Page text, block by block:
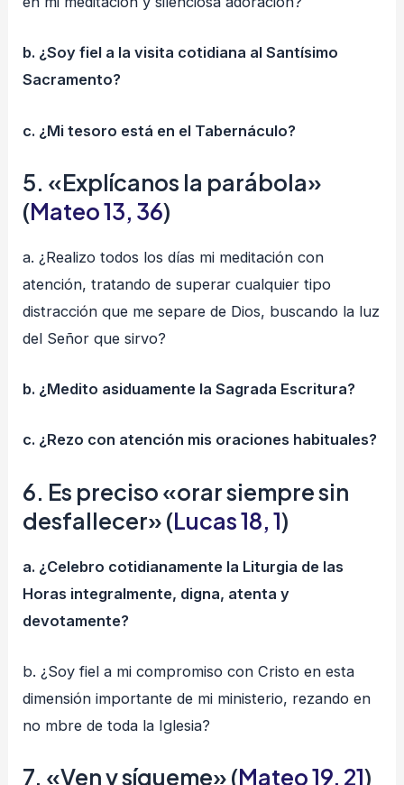
b. ¿Soy fiel a la visita cotidiana al Santísimo
Sacramento?
c. ¿Mi tesoro está en el Tabernáculo?
5. «Explícanos la parábola»
(Mateo 13, 36)
a. ¿Realizo todos los días mi meditación con
atención, tratando de superar cualquier tipo
distracción que me separe de Dios, buscando la luz
del Señor que sirvo?
b. ¿Medito asiduamente la Sagrada Escritura?
c. ¿Rezo con atención mis oraciones habituales?
6. Es preciso «orar siempre sin
desfallecer» (Lucas 18, 1)
a. ¿Celebro cotidianamente la Liturgia de las
Horas integralmente, digna, atenta y
devotamente?
b. ¿Soy fiel a mi compromiso con Cristo en esta
dimensión importante de mi ministerio, rezando en
no mbre de toda la Iglesia?
7. «Ven y sígueme» (Mateo 19, 21)